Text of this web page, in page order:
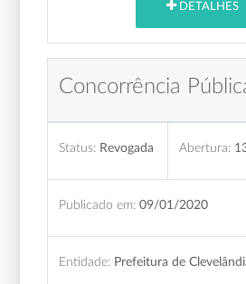
DETALHES
Concorrência
Status: Revogada Abertura:
Publicado em: 09/01/2020
Entidade: Prefeitura de